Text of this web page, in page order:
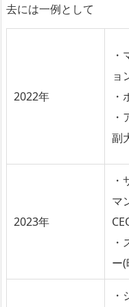
去には一例として
2022年
ョ
副
2023年
マ
ー
・